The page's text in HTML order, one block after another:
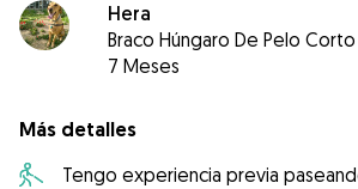
Hera
Braco Húngaro De Pelo Corto
7 Meses
Más detalles
Tengo experiencia previa